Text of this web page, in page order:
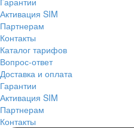
Активация SIM
Партнерам
Контакты
Каталог тарифов
Вопрос-ответ
Доставка и оплата
Гарантии
Активация SIM
Партнерам
Контакты